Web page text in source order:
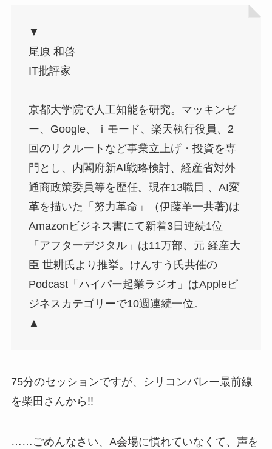
▼
尾原 和啓
IT批評家
京都大学院で人工知能を研究。マッキンゼ
ー、Google、ｉモード、楽天執行役員、2
回のリクルートなど事業立上げ・投資を専
門とし、内閣府新AI戦略検討、経産省対外
通商政策委員等を歴任。現在13職目 、AI変
革を描いた「努力革命」（伊藤羊一共著)は
Amazonビジネス書にて新着3日連続1位
「アフターデジタル」は11万部、元 経産大
臣 世耕氏より推挙。けんすう氏共催の
Podcast「ハイパー起業ラジオ」はAppleビ
ジネスカテゴリーで10週連続一位。
▲
75分のセッションですが、シリコンバレー最前線
を柴田さんから!!
……ごめんなさい、A会場に慣れていなくて、声を